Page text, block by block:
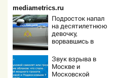
mediametrics.ru
Подросток напал
на десятилетнюю
девочку,
ворвавшись в
Звук взрыва в
Москве и
Московской